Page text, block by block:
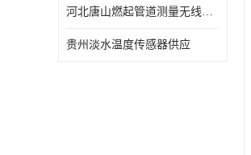
河北唐山燃起管道测量无线压力变送器型号 性能稳定
贵州淡水温度传感器供应